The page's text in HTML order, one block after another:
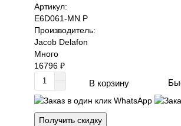
Артикул:
E6D061-MN P
Производитель:
Jacob Delafon
Много
16796 ₽
В корзину
Получить скидку